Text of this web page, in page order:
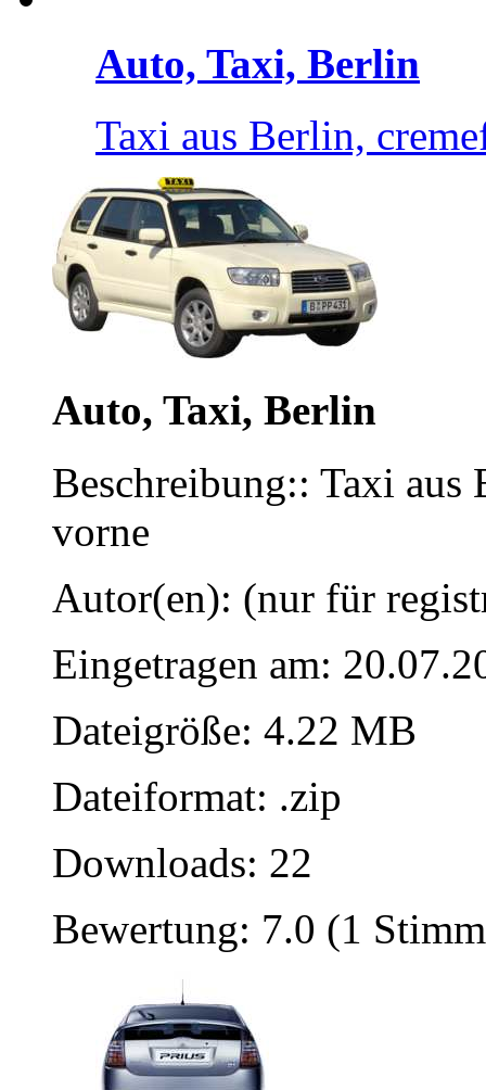
Auto, Taxi, Berlin
Taxi aus Berlin,
Auto, Taxi, Berlin
Beschreibung:: Taxi aus
vorne
Autor(en): (nur für
Eingetragen am:
Dateigröße: 4.22 MB
Dateiformat: .zip
Downloads: 22
Bewertung: 7.0 (1